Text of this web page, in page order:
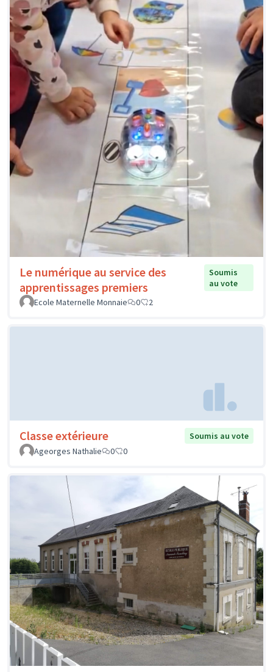
Le numérique au service des
apprentissages premiers
Soumis
au vote
Ecole Maternelle Monnaie
0 2
Classe extérieure
Soumis au vote
Ageorges Nathalie
0 0